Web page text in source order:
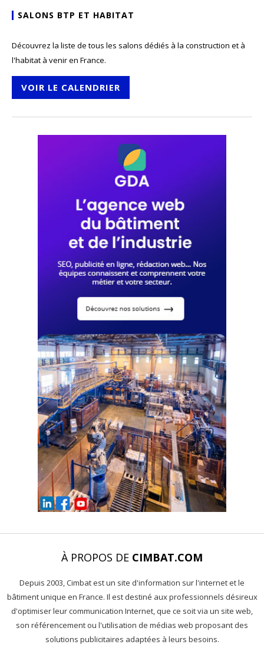
SALONS BTP ET HABITAT
Découvrez la liste de tous les salons dédiés à la construction et à
l'habitat à venir en France.
VOIR LE CALENDRIER
À PROPOS DE CIMBAT.COM
Depuis 2003, Cimbat est un site d'information sur l'internet et le
bâtiment unique en France. Il est destiné aux professionnels désireux
d'optimiser leur communication Internet, que ce soit via un site web,
son référencement ou l'utilisation de médias web proposant des
solutions publicitaires adaptées à leurs besoins.